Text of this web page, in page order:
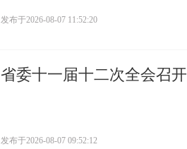
发布于2026-08-07 11:52:20
省委十一届十二次全会召开
发布于2026-08-07 09:52:12